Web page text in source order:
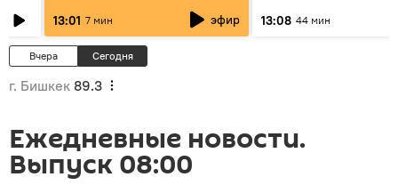
13:01 7 мин эфир
13:08 44 мин
Вчера Сегодня
г. Бишкек 89.3
Ежедневные новости.
Выпуск 08:00